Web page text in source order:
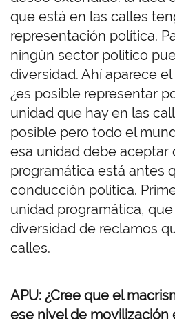
que está en las calles
representación política.
ningún sector político
diversidad. Ahí aparece
¿es posible representar
unidad que hay en las
posible pero todo el
esa unidad debe aceptar
programática está antes
conducción política.
unidad programática,
diversidad de reclamos
calles.
APU: ¿Cree que el
ese nivel de movilización